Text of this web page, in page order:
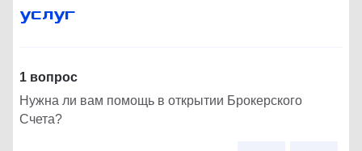
услуг
1 вопрос
Нужна ли вам помощь в открытии Брокерского
Счета?